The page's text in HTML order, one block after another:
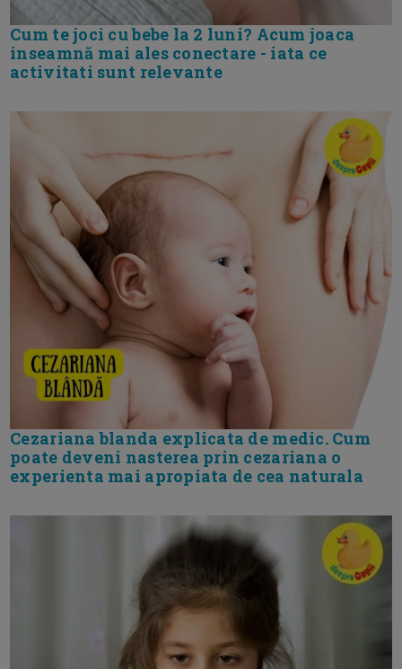
Cum te joci cu bebe la 2 luni? Acum joaca
inseamnă mai ales conectare - iata ce
activitati sunt relevante
Cezariana blanda explicata de medic. Cum
poate deveni nasterea prin cezariana o
experienta mai apropiata de cea naturala